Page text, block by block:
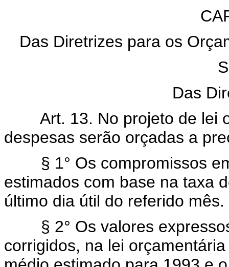
Das Diretrizes para os
Das
Art. 13. No projeto de lei
despesas serão orçadas a
§ 1° Os compromissos
estimados com base na taxa
último dia útil do referido mês.
§ 2° Os valores
corrigidos, na lei